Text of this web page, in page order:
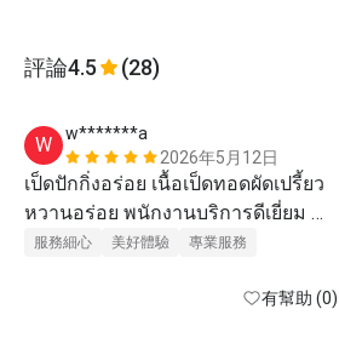
評論4.5 (28)
W
w*******a
2026年5月12日
เป็ดปักกิ่งอร่อย เนื้อเป็ดทอดผัดเปรี้ยว
หวานอร่อย พนักงานบริการดีเยี่ยม
มาตรฐานโรงแรม 5 ดาว
服務細心 美好體驗 專業服務
有幫助 (0)